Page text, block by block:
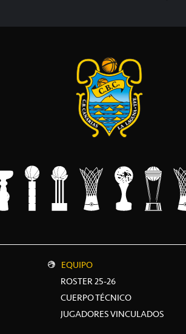
EQUIPO
ROSTER 25-26
CUERPO TÉCNICO
JUGADORES VINCULADOS